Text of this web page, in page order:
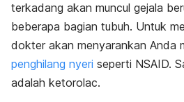
terkadang akan muncul gejala
beberapa bagian tubuh. Untuk
dokter akan menyarankan Anda
penghilang nyeri seperti NSAID.
adalah ketorolac.